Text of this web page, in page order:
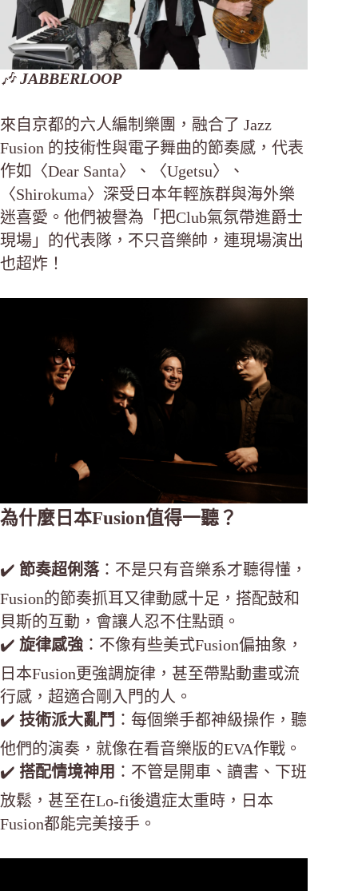
🎶JABBERLOOP
來自京都的六人編制樂團，融合了 Jazz
Fusion 的技術性與電子舞曲的節奏感，代表
作如〈Dear Santa〉、〈Ugetsu〉、
〈Shirokuma〉深受日本年輕族群與海外樂
迷喜愛。他們被譽為「把Club氣氛帶進爵士
現場」的代表隊，不只音樂帥，連現場演出
也超炸！
為什麼日本Fusion值得一聽？
✔️ 節奏超俐落：不是只有音樂系才聽得懂，
Fusion的節奏抓耳又律動感十足，搭配鼓和
貝斯的互動，會讓人忍不住點頭。
✔️ 旋律感強 ：不像有些美式Fusion偏抽象，
日本Fusion更強調旋律，甚至帶點動畫或流
行感，超適合剛入門的人。
✔️ 技術派大亂鬥 ：每個樂手都神級操作，聽
他們的演奏，就像在看音樂版的EVA作戰。
✔️ 搭配情境神用 ：不管是開車、讀書、下班
放鬆，甚至在Lo-fi後遺症太重時，日本
Fusion都能完美接手。